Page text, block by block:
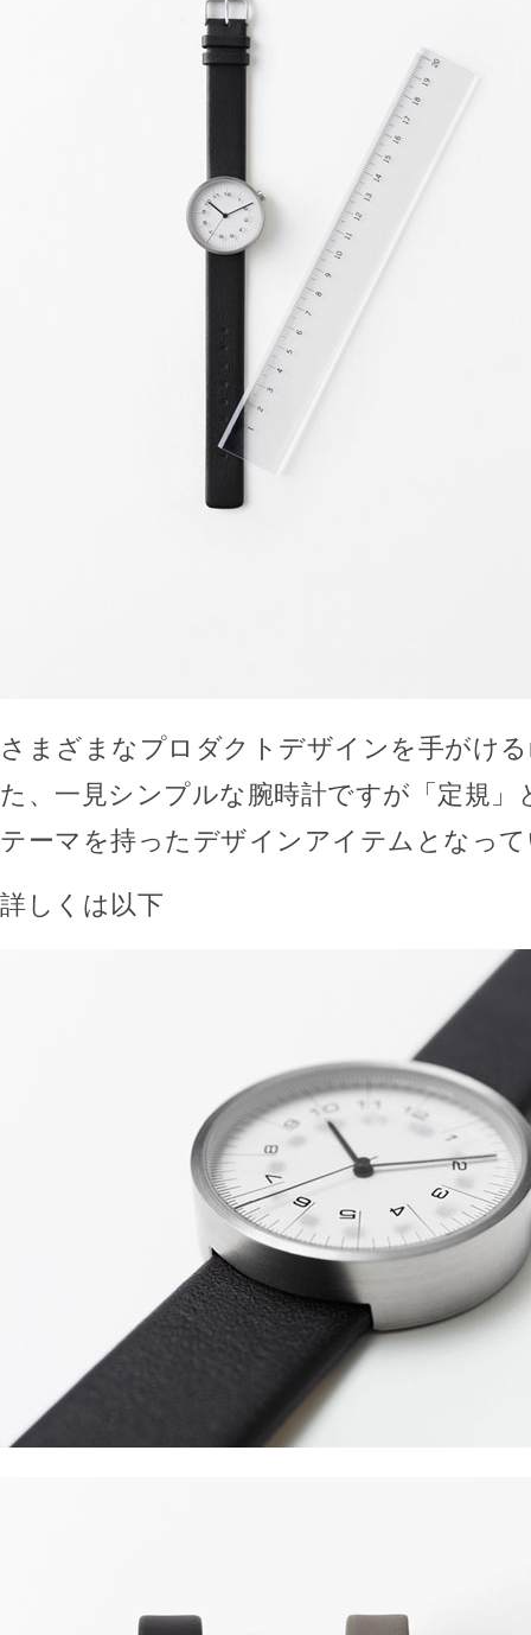
さまざまなプロダクトデザインを手がけ
た、一見シンプルな腕時計ですが「定規
テーマを持ったデザインアイテムとなっ
詳しくは以下